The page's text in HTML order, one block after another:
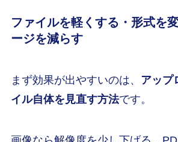
ファイルを軽くする・形式を
ージを減らす
まず効果が出やすいのは、 アップ
イル自体を見直す方法です。